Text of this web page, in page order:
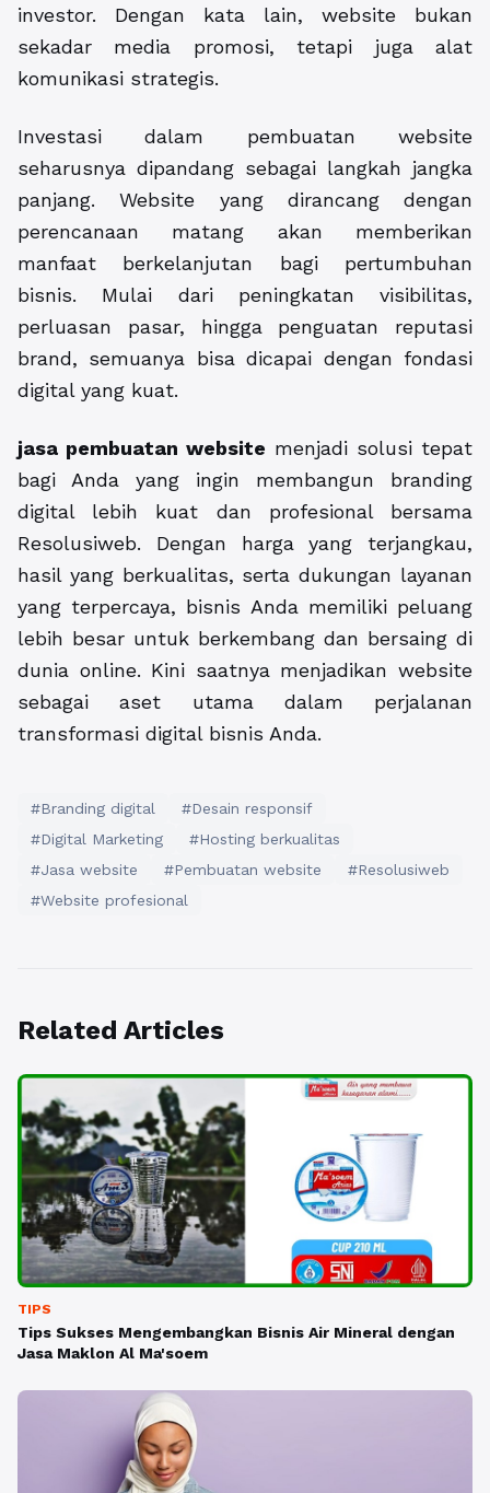
investor. Dengan kata lain, website bukan
sekadar media promosi, tetapi juga alat
komunikasi strategis.
Investasi dalam pembuatan website
seharusnya dipandang sebagai langkah jangka
panjang. Website yang dirancang dengan
perencanaan matang akan memberikan
manfaat berkelanjutan bagi pertumbuhan
bisnis. Mulai dari peningkatan visibilitas,
perluasan pasar, hingga penguatan reputasi
brand, semuanya bisa dicapai dengan fondasi
digital yang kuat.
jasa pembuatan website menjadi solusi tepat
bagi Anda yang ingin membangun branding
digital lebih kuat dan profesional bersama
Resolusiweb. Dengan harga yang terjangkau,
hasil yang berkualitas, serta dukungan layanan
yang terpercaya, bisnis Anda memiliki peluang
lebih besar untuk berkembang dan bersaing di
dunia online. Kini saatnya menjadikan website
sebagai aset utama dalam perjalanan
transformasi digital bisnis Anda.
#Branding digital
#Desain responsif
#Digital Marketing
#Hosting berkualitas
#Jasa website
#Pembuatan website
#Resolusiweb
#Website profesional
Related Articles
TIPS
Tips Sukses Mengembangkan Bisnis Air Mineral dengan
Jasa Maklon Al Ma'soem